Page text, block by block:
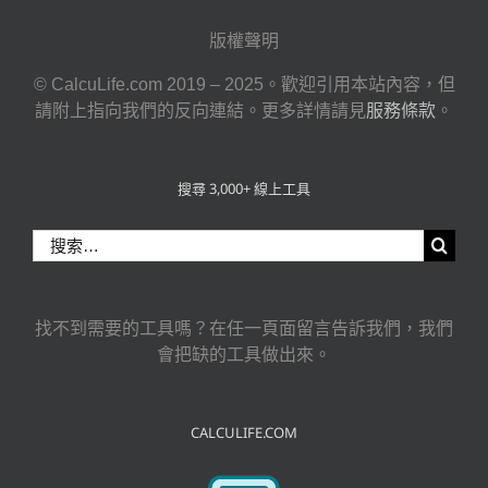
版權聲明
© CalcuLife.com 2019 – 2025。歡迎引用本站內容，但
請附上指向我們的反向連結。更多詳情請見服務條款 。
搜尋 3,000+ 線上工具
索
果：
找不到需要的工具嗎？在任一頁面留言告訴我們，我們
會把缺的工具做出來。
CALCULIFE.COM